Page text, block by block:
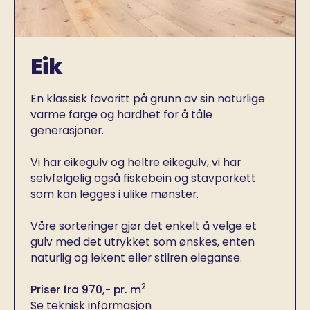
Eik
En klassisk favoritt på grunn av sin naturlige
varme farge og hardhet for å tåle
generasjoner.
Vi har eikegulv og heltre eikegulv, vi har
selvfølgelig også fiskebein og stavparkett
som kan legges i ulike mønster.
Våre sorteringer gjør det enkelt å velge et
gulv med det utrykket som ønskes, enten
naturlig og lekent eller stilren eleganse.
Priser fra 970,- pr. m2
Se teknisk informasjon